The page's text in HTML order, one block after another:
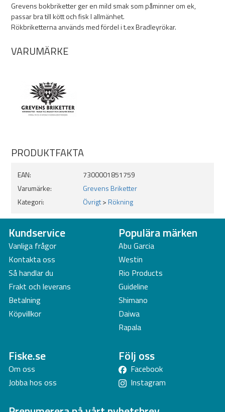
Grevens bokbriketter ger en mild smak som påminner om ek,
passar bra till kött och fisk I allmänhet.
Rökbriketterna används med fördel i t.ex Bradleyrökar.
VARUMÄRKE
PRODUKTFAKTA
EAN:
7300001851759
Varumärke:
Grevens Briketter
Kategori:
Övrigt>Rökning
Kundservice
Vanliga frågor
Kontakta oss
Så handlar du
Frakt och leverans
Betalning
Köpvillkor
Populära märken
Abu Garcia
Westin
Rio Products
Guideline
Shimano
Daiwa
Rapala
Fiske.se
Om oss
Jobba hos oss
Följ oss
Facebook
Instagram